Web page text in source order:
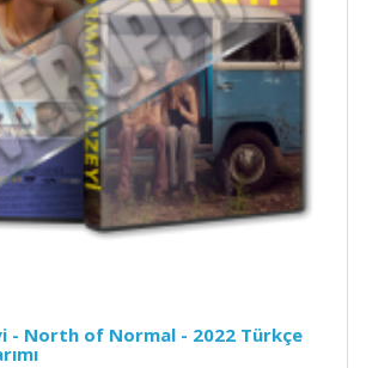
- North of Normal - 2022 Türkçe